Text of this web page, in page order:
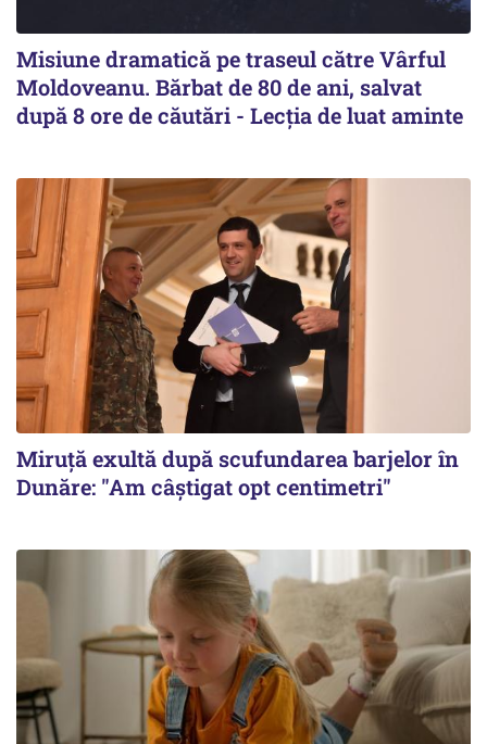
Misiune dramatică pe traseul către Vârful
Moldoveanu. Bărbat de 80 de ani, salvat
după 8 ore de căutări - Lecția de luat aminte
Miruță exultă după scufundarea barjelor în
Dunăre: "Am câștigat opt centimetri"